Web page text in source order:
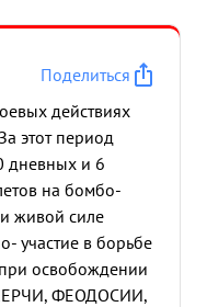
Поделиться
действиях
этот период
дневных и 6
на бомбо-
живой силе
участие в борьбе
освобождении
ФЕОДОСИИ,